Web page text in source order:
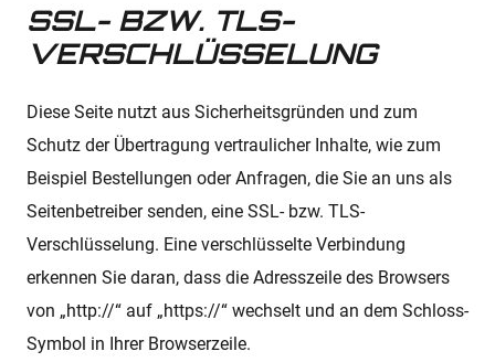
SSL- BZW. TLS-
VERSCHLÜSSELUNG
Diese Seite nutzt aus Sicherheitsgründen und zum
Schutz der Übertragung vertraulicher Inhalte, wie zum
Beispiel Bestellungen oder Anfragen, die Sie an uns als
Seitenbetreiber senden, eine SSL- bzw. TLS-
Verschlüsselung. Eine verschlüsselte Verbindung
erkennen Sie daran, dass die Adresszeile des Browsers
von „http://“ auf „https://“ wechselt und an dem Schloss-
Symbol in Ihrer Browserzeile.